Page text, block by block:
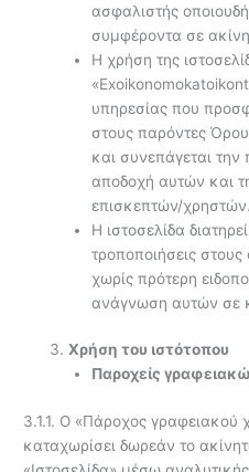
ασφαλιστής
συμφέροντα σε
Η χρήση της
υπηρεσίας που
στους παρόντες
και συνεπάγεται
αποδοχή αυτών και
επισκεπτών/χρηστών.
Η ιστοσελίδα
τροποποιήσεις
χωρίς πρότερη
ανάγνωση αυτών σε
Χρήση του ιστότοπου
Παροχείς
3.1.1. Ο «Πάροχος γραφειακού
καταχωρίσει δωρεάν το